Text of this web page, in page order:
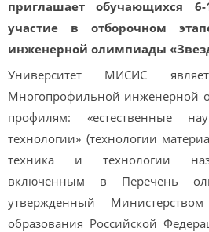
приглашает обучающихся
участие в отборочном
инженерной олимпиады
Университет МИСИС
Многопрофильной инженерной
профилям: «естественные
технологии» (технологии
техника и технологии
включенным в Перечень
утвержденный
образования Российской